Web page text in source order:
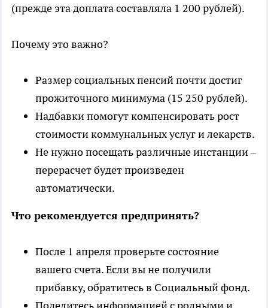
(прежде эта доплата составляла 1 200 рублей).
Почему это важно?
Размер социальных пенсий почти достиг
прожиточного минимума (15 250 рублей).
Надбавки помогут компенсировать рост
стоимости коммунальных услуг и лекарств.
Не нужно посещать различные инстанции –
перерасчет будет произведен
автоматически.
Что рекомендуется предпринять?
После 1 апреля проверьте состояние
вашего счета. Если вы не получили
прибавку, обратитесь в Социальный фонд.
Поделитесь информацией с родными и